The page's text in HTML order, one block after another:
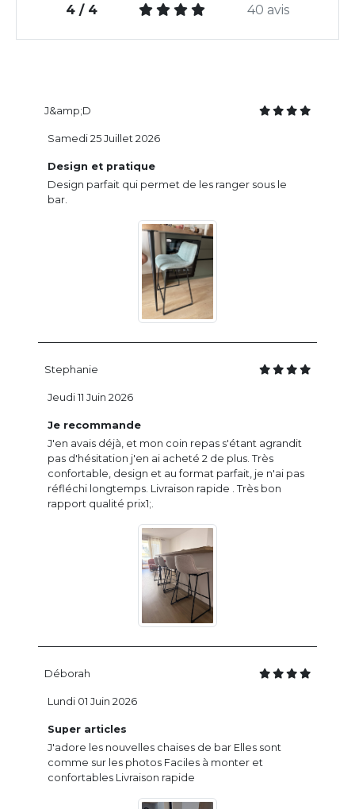
4 / 4 40 avis
J&amp;D
Design et pratique
Design parfait qui permet de les ranger sous le
bar.
Samedi 25 Juillet 2026
Stephanie
Je recommande
J'en avais déjà, et mon coin repas s'étant agrandit
pas d'hésitation j'en ai acheté 2 de plus. Très
confortable, design et au format parfait, je n'ai pas
réfléchi longtemps. Livraison rapide . Très bon
rapport qualité prix1;.
Jeudi 11 Juin 2026
Déborah
Super articles
J'adore les nouvelles chaises de bar Elles sont
comme sur les photos Faciles à monter et
confortables Livraison rapide
Lundi 01 Juin 2026